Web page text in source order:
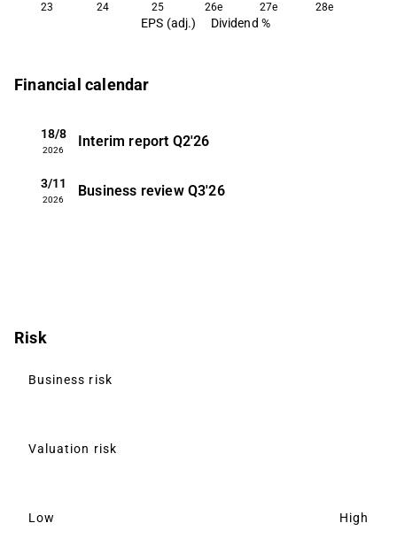
23 24 25 26e 27e 28e
EPS (adj.) Dividend %
Financial calendar
18/8
2026
Interim report Q2'26
3/11
2026
Business review Q3'26
Risk
Business risk
Valuation risk
Low High